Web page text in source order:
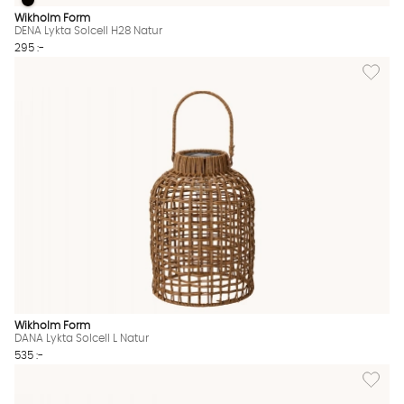
DENA Lykta Solcell H28 Natur Finns även i dessa färger:
DENA Lykta Solcell H28 Natur
Wikholm Form
DENA Lykta Solcell H28 Natur
295 :-
Lägg
Wikholm Form
DANA Lykta Solcell L Natur
535 :-
Lägg